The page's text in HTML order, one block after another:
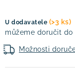
U dodavatele (>3 ks)
Možnosti